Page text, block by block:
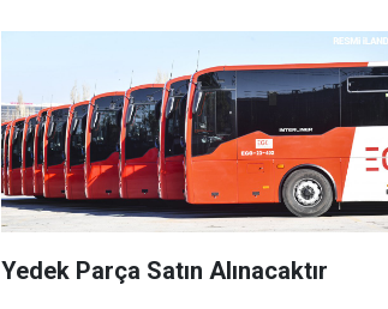
Yedek Parça Satın Alınacaktır